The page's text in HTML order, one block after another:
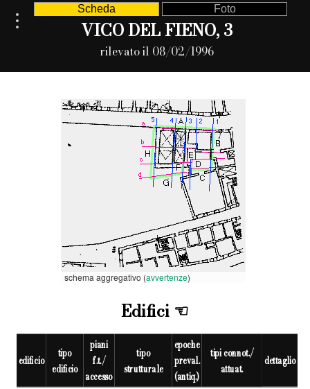
Scheda Foto
VICO DEL FIENO, 3
rilevato il 08/02/1996
schema aggregativo (avvertenze)
Edifici
edificio tipo
edificio
piani
f.t./
accesso
tipo
strutturale
epoche
preval.
(antiq.)
tipi connot./
attuat.
dettaglio